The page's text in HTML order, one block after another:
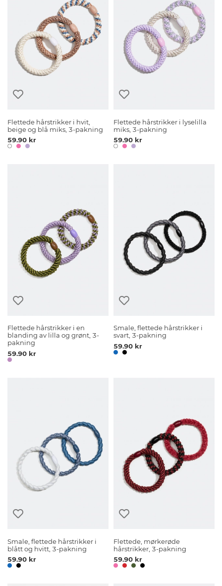
Flettede hårstrikker i hvit,
beige og blå miks, 3-pakning
59.90 kr
Flettede hårstrikker i lyselilla
miks, 3-pakning
59.90 kr
Flettede hårstrikker i en
blanding av lilla og grønt, 3-
pakning
59.90 kr
Smale, flettede hårstrikker i
svart, 3-pakning
59.90 kr
Smale, flettede hårstrikker i
blått og hvitt, 3-pakning
59.90 kr
Flettede, mørkerøde
hårstrikker, 3-pakning
59.90 kr